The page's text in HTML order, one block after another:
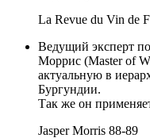
La Revue du Vin de
Ведущий эксперт
Моррис (Master of
актуальную в
Бургундии.
Так же он
Jasper Morris 88-89